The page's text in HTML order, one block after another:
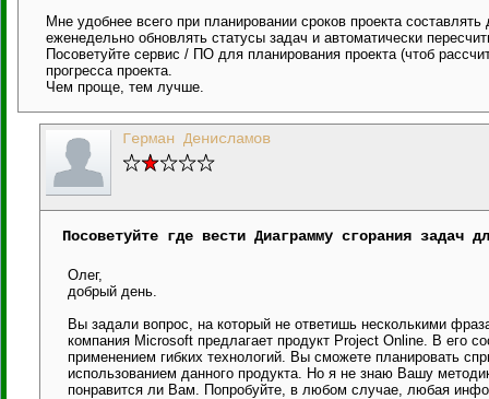
Мне удобнее всего при планировании сроков проекта
еженедельно обновлять статусы задач и автоматически
Посоветуйте сервис / ПО для планирования проекта (чтоб
прогресса проекта.
Чем проще, тем лучше.
Герман Денисламов
Посоветуйте где вести Диаграмму сгорания задач
Олег,
добрый день.
Вы задали вопрос, на который не ответишь несколькими
компания Microsoft предлагает продукт Project Online. В его
применением гибких технологий. Вы сможете планировать
использованием данного продукта. Но я не знаю Вашу
понравится ли Вам. Попробуйте, в любом случае, любая